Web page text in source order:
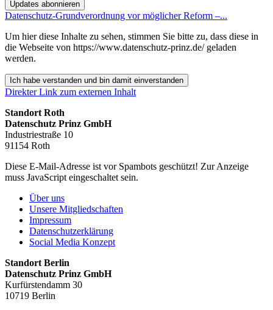
Updates abonnieren
Datenschutz-Grundverordnung vor möglicher Reform –...
Um hier diese Inhalte zu sehen, stimmen Sie bitte zu, dass diese in
die Webseite von https://www.datenschutz-prinz.de/ geladen
werden.
Ich habe verstanden und bin damit einverstanden
Direkter Link zum externen Inhalt
Standort Roth
Datenschutz Prinz GmbH
Industriestraße 10
91154 Roth
Diese E-Mail-Adresse ist vor Spambots geschützt! Zur Anzeige
muss JavaScript eingeschaltet sein.
Über uns
Unsere Mitgliedschaften
Impressum
Datenschutzerklärung
Social Media Konzept
Standort Berlin
Datenschutz Prinz GmbH
Kurfürstendamm 30
10719 Berlin